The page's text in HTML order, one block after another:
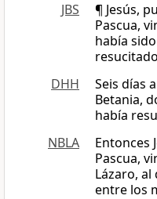
JBS
¶ Jesús,
Pascua,
había
DHH
Seis días
Betania,
había
NBLA
Entonces
Pascua,
Lázaro, al
entre los